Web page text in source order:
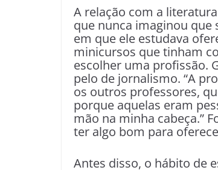
A relação com a
que nunca imaginou
em que ele estudava
minicursos que tinham
escolher uma profissão.
pelo de jornalismo. “A
os outros professores,
porque aquelas eram
mão na minha cabeça.”
ter algo bom para
Antes disso, o hábito de